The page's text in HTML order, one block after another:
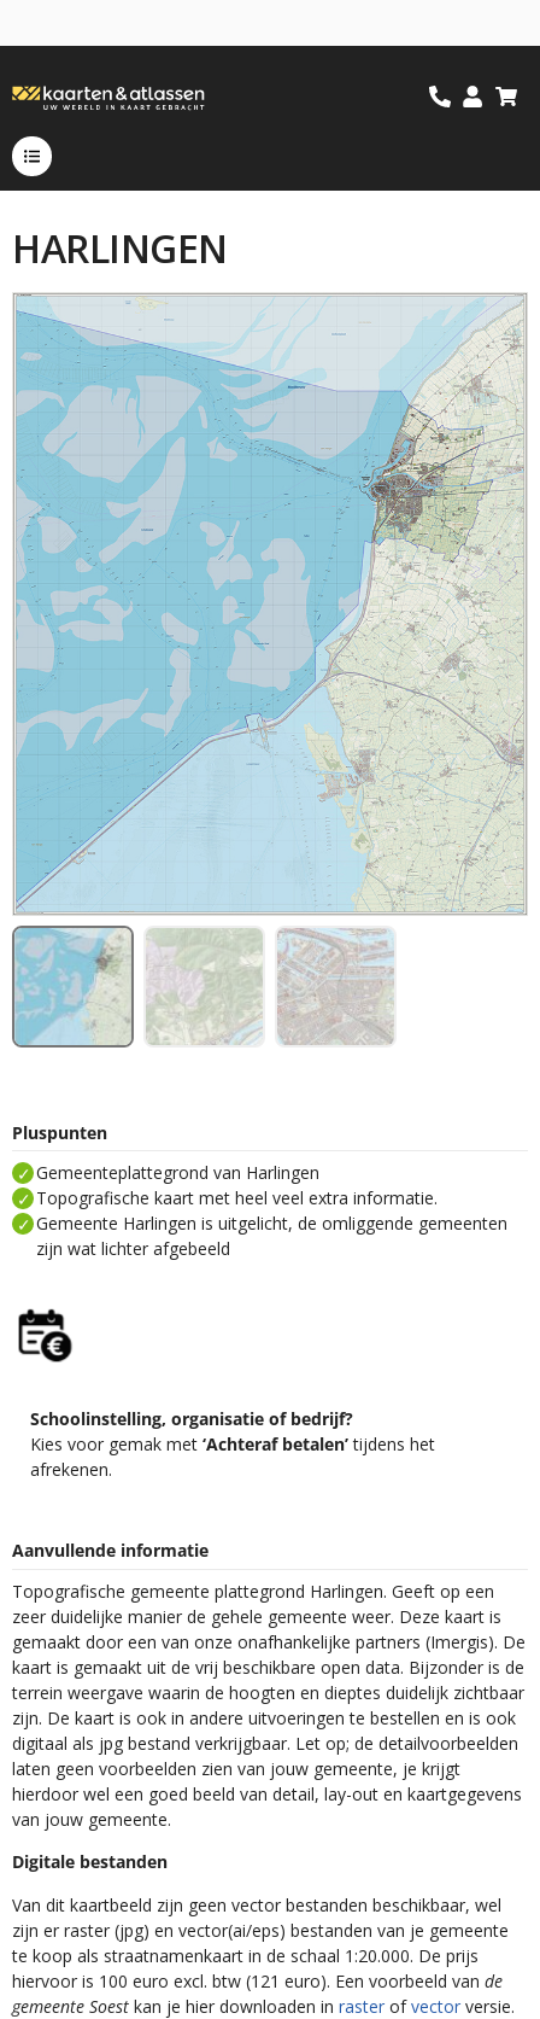
HARLINGEN
Pluspunten
Gemeenteplattegrond van Harlingen
Topografische kaart met heel veel extra informatie.
Gemeente Harlingen is uitgelicht, de omliggende gemeenten
zijn wat lichter afgebeeld
Schoolinstelling, organisatie of bedrijf?
Kies voor gemak met ‘Achteraf betalen’tijdens het
afrekenen.
Aanvullende informatie
Topografische gemeente plattegrond Harlingen. Geeft op een
zeer duidelijke manier de gehele gemeente weer. Deze kaart is
gemaakt door een van onze onafhankelijke partners (Imergis). De
kaart is gemaakt uit de vrij beschikbare open data. Bijzonder is de
terrein weergave waarin de hoogten en dieptes duidelijk zichtbaar
zijn. De kaart is ook in andere uitvoeringen te bestellen en is ook
digitaal als jpg bestand verkrijgbaar. Let op; de detailvoorbeelden
laten geen voorbeelden zien van jouw gemeente, je krijgt
hierdoor wel een goed beeld van detail, lay-out en kaartgegevens
van jouw gemeente.
Digitale bestanden
Van dit kaartbeeld zijn geen vector bestanden beschikbaar, wel
zijn er raster (jpg) en vector(ai/eps) bestanden van je gemeente
te koop als straatnamenkaart in de schaal 1:20.000. De prijs
hiervoor is 100 euro excl. btw (121 euro). Een voorbeeld van de
gemeente Soest kan je hier downloaden in raster ofvector versie.